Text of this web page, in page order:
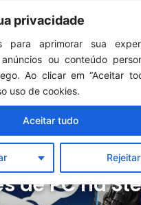
privacidade
para aprimorar sua
ou conteúdo
Ao clicar em “Aceitar
uso de cookies.
Rejeitar
Aceitar tudo
Negativo da
de Conta na
Store para
de PC na